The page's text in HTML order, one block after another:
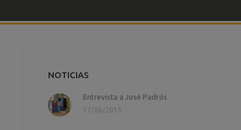
NOTICIAS
Entrevista a José Padrós
17/06/2015